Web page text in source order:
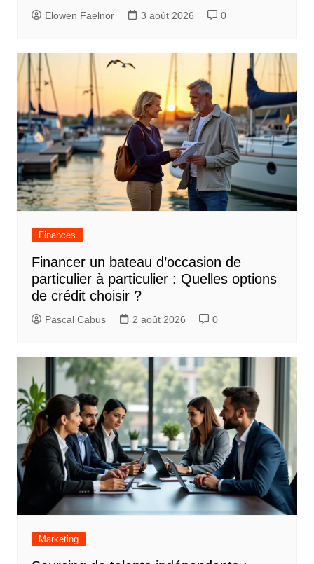
Elowen Faelnor 3 août 2026 0
Finances
Financer un bateau d’occasion de
particulier à particulier : Quelles options
de crédit choisir ?
Pascal Cabus 2 août 2026 0
Marketing